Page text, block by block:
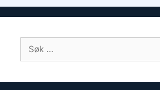
Søk
etter: